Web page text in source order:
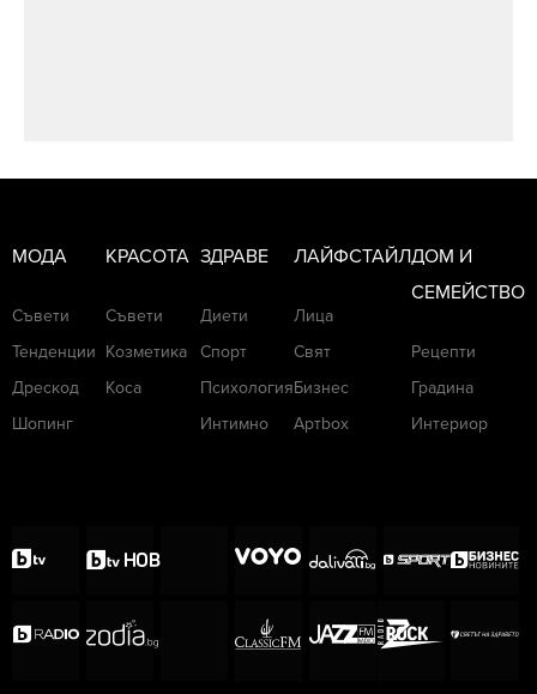
МОДА
Съвети
Тенденции
Дрескод
Шопинг
КРАСОТА
Съвети
Козметика
Коса
ЗДРАВЕ
Диети
Спорт
Психология
Интимно
ЛАЙФСТАЙЛ
Лица
Свят
Бизнес
Артbox
ДОМ И
СЕМЕЙСТВО
Рецепти
Градина
Интериор